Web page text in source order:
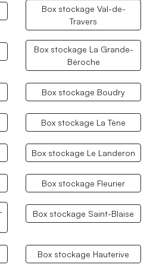
Box stockage Val-de-
Travers
Box stockage La Grande-
Béroche
Box stockage Boudry
Box stockage La Tène
Box stockage Le Landeron
Box stockage Fleurier
Box stockage Saint-Blaise
Box stockage Hauterive